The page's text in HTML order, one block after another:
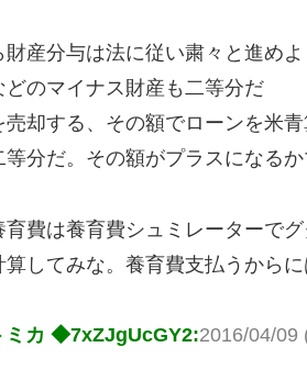
財産分与は法に従い粛々と進めよ
どのマイナス財産も二等分だ
売却する、その額でローンを米
等分だ。その額がプラスになる
育費は養育費シュミレーターで
算してみな。養育費支払うから
ミカ ◆7xZJgUcGY2:2016/04/09